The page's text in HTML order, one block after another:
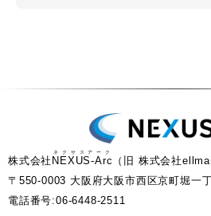
株式会社 NEXUS-Arc
ネクサスアーク
（旧 株式会社
〒550-0003 大阪府大阪市西区京町堀一
電話番号:06-6448-2511